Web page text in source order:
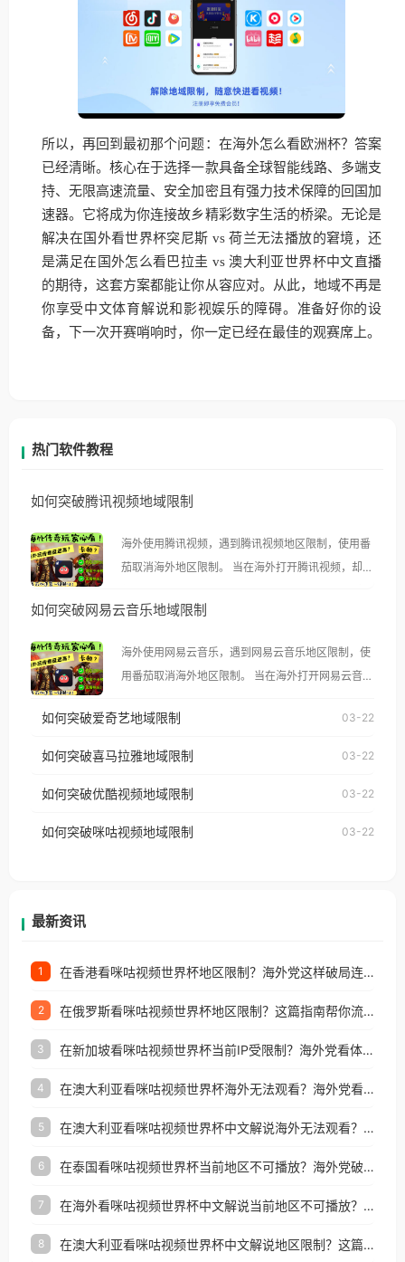
所以，再回到最初那个问题：在海外怎么看欧洲杯？答案
已经清晰。核心在于选择一款具备全球智能线路、多端支
持、无限高速流量、安全加密且有强力技术保障的回国加
速器。它将成为你连接故乡精彩数字生活的桥梁。无论是
解决在国外看世界杯突尼斯 vs 荷兰无法播放的窘境，还
是满足在国外怎么看巴拉圭 vs 澳大利亚世界杯中文直播
的期待，这套方案都能让你从容应对。从此，地域不再是
你享受中文体育解说和影视娱乐的障碍。准备好你的设
备，下一次开赛哨响时，你一定已经在最佳的观赛席上。
热门软件教程
如何突破腾讯视频地域限制
海外使用腾讯视频，遇到腾讯视频地区限制，使用番
茄取消海外地区限制。 当在海外打开腾讯视频，却突
示语。 海外用户如香港、澳门、台湾、美国、加拿
像其他音乐平台一样，出现地区及版权限制问题，且
仅能在中国大陆地区播放。 遇到这个问题的朋友们，
使用番茄回国加速器，即可解决「海外用户收听腾讯
台湾、美国、加拿大、澳大利亚、欧洲等国家和地区
权限制所困扰。
如何突破网易云音乐地域限制
海外使用网易云音乐，遇到网易云音乐地区限制，使
用番茄取消海外地区限制。 当在海外打开网易云音
播放”的提示语。 海外用户如香港、澳门、台湾、美
国、加拿大、澳大利亚、欧洲等国家和地区时，网易
制问题，且仅能在中国大陆地区播放。 遇到这个问题
户收听网易云音乐地区版权限制」的问题，无论人在
如何突破爱奇艺地域限制 03-22
如何突破喜马拉雅地域限制 03-22
如何突破优酷视频地域限制 03-22
如何突破咪咕视频地域限制 03-22
最新资讯
1 在香港看咪咕视频世界杯地区限制？海外党这样破局连看7天不卡顿！
2 在俄罗斯看咪咕视频世界杯地区限制？这篇指南帮你流畅看中文解说赛事
3 在新加坡看咪咕视频世界杯当前IP受限制？海外党看体育赛事的终极破局指南
4 在澳大利亚看咪咕视频世界杯海外无法观看？海外党看国内体育直播的终极解法
5 在澳大利亚看咪咕视频世界杯中文解说海外无法观看？这篇指南帮你搞定所有体育直播难题
6 在泰国看咪咕视频世界杯当前地区不可播放？海外党破局看中文解说赛事指南
7 在海外看咪咕视频世界杯中文解说当前地区不可播放？这篇指南帮你搞定所有体育赛事直播难题
8 在澳大利亚看咪咕视频世界杯中文解说地区限制？这篇指南帮你搞定海外观赛难题